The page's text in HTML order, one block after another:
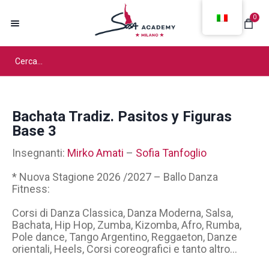
0
Bachata Tradiz. Pasitos y Figuras
Base 3
Insegnanti: Mirko Amati – Sofia Tanfoglio
* Nuova Stagione 2026 /2027 – Ballo Danza
Fitness:
Corsi di Danza Classica, Danza Moderna, Salsa,
Bachata, Hip Hop, Zumba, Kizomba, Afro, Rumba,
Pole dance, Tango Argentino, Reggaeton, Danze
orientali, Heels, Corsi coreografici e tanto altro…